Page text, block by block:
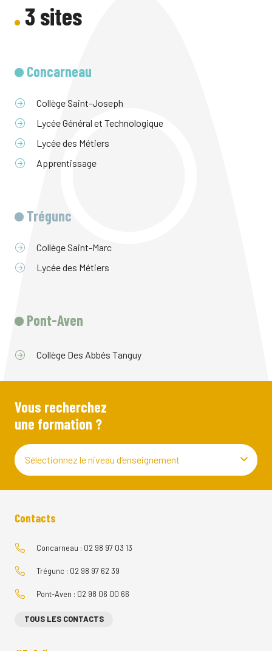
3 sites
Concarneau
Collège Saint-Joseph
Lycée Général et Technologique
Lycée des Métiers
Apprentissage
Trégunc
Collège Saint-Marc
Lycée des Métiers
Pont-Aven
Collège Des Abbés Tanguy
Vous recherchez
une formation ?
Sélectionnez le niveau d’enseignement
Contacts
Concarneau : 02 98 97 03 13
Trégunc : 02 98 97 62 39
Pont-Aven : 02 98 06 00 66
TOUS LES CONTACTS